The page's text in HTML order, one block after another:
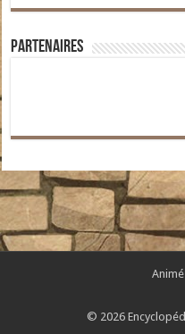
Partenaires
© 2026